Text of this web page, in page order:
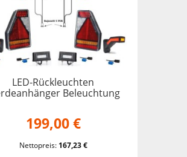
LED-Rückleuchten
Beleuchtung
199,00 €
Nettopreis: 167,23 €